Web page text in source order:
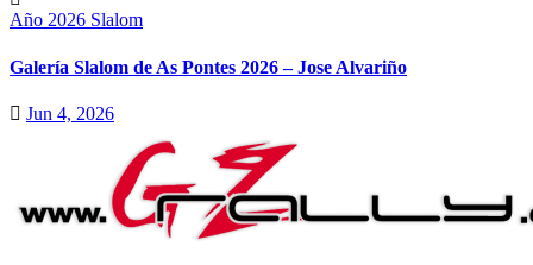
Año 2026 Slalom
Galería Slalom de As Pontes 2026 – Jose Alvariño
Jun 4, 2026